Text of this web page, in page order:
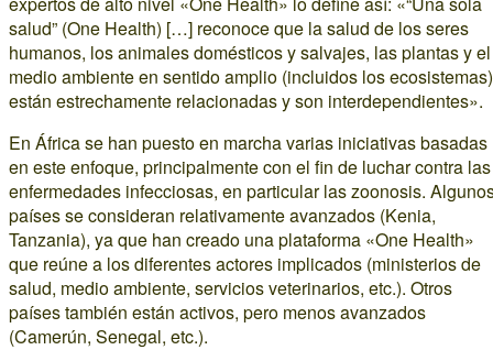
salud” (One Health) […] reconoce que la salud de los seres
humanos, los animales domésticos y salvajes, las plantas y el
medio ambiente en sentido amplio (incluidos los ecosistemas)
están estrechamente relacionadas y son interdependientes».
En África se han puesto en marcha varias iniciativas basadas
en este enfoque, principalmente con el fin de luchar contra las
enfermedades infecciosas, en particular las zoonosis.
países se consideran relativamente avanzados (Kenia,
Tanzania), ya que han creado una plataforma «One Health»
que reúne a los diferentes actores implicados (ministerios de
salud, medio ambiente, servicios veterinarios, etc.). Otros
países también están activos, pero menos avanzados
(Camerún, Senegal, etc.).